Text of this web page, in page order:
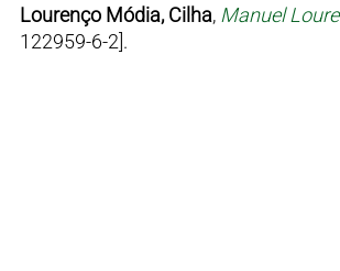
Lourenço Módia, Cilha, Manuel
122959-6-2].